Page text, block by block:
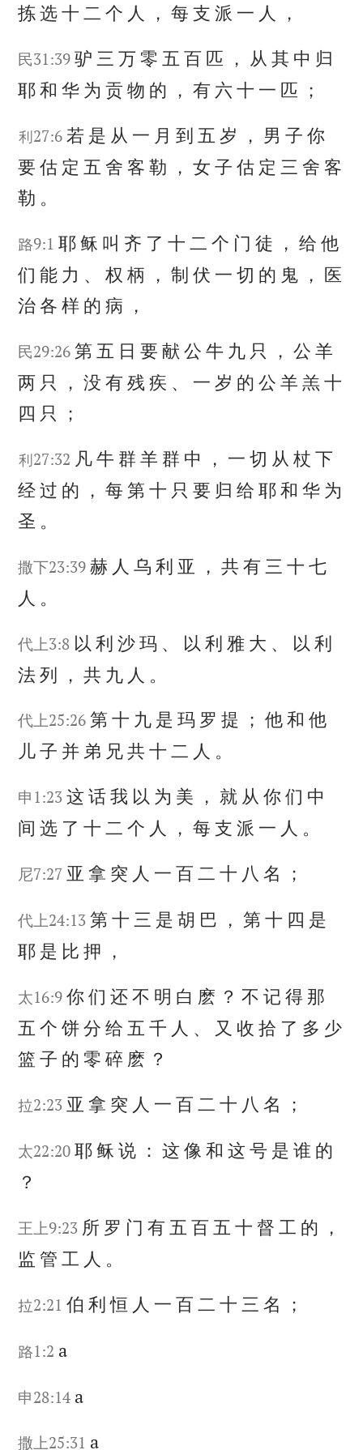
拣选十二个 人 ，每支派 一 人 ，
民31:39 驴三万 零五百 匹 ， 从其 中 归
耶和华 为贡物 的 ，有 六十 一 匹 ；
利27:6 若 是 从 一 月到五岁 ， 男子你
要估 定五舍客勒 ，女子估 定三舍客
勒 。
路9:1 耶稣 叫 齐 了十二个 门徒 ，给他
们能 力 、权柄 ，制伏 一切 的 鬼 ， 医
治各样 的病 ，
民29:26 第五 日要献公牛 九 只 ，公羊
两 只 ，没有残疾 、 一岁 的公羊羔十
四 只 ；
利27:32 凡牛 群羊 群 中 ， 一切 从杖下
经过 的 ，每第十 只要 归给耶和华 为
圣 。
撒下23:39 赫 人乌利 亚 ，共有 三十七
人 。
代上3:8 以利沙玛 、 以利 雅 大 、 以利
法列 ，共 九 人 。
代上25:26 第十 九 是玛 罗提 ；他和他
儿子 并 弟 兄共十二 人 。
申1:23 这话我 以 为 美 ，就 从你们 中
间选 了十二个 人 ，每支派 一 人 。
尼7:27 亚拿 突 人 一百二十 八名 ；
代上24:13 第十三 是胡 巴 ，第十 四 是
耶 是 比押 ，
太16:9 你们还不 明 白 麽 ？不记得 那
五个饼分给五千 人 、 又 收拾 了 多 少
篮子 的 零碎 麽 ？
拉2:23 亚拿 突 人 一百二十 八名 ；
太22:20 耶稣说 ：这像和这号 是谁 的
？
王上9:23 所 罗 门有 五百 五十 督工 的 ，
监管工 人 。
拉2:21 伯利恒 人 一百二十 三名 ；
路1:2 a
申28:14 a
撒上25:31 a